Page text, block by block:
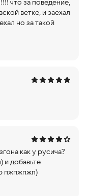
что за поведение,
ветке, и заехал
но за такой
как у русича?
и добавьте
пжпжпжп)